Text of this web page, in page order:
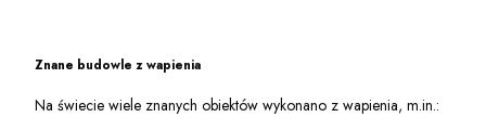
Znane budowle z wapienia
Na świecie wiele znanych obiektów wykonano z wapienia, m.in.: